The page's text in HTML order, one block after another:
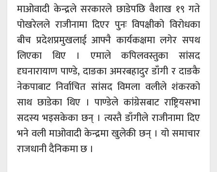
माओवादी केन्द्रले सरकारले छाडेपछि वैशाख १९ गते
पोखरेलले राजीनामा दिएर पुनः विपक्षीको विरोधका
बीच प्रदेशप्रमुखलाई आफ्नै कार्यकक्षमा लगेर सपथ
लिएका थिए । एमाले कपिलवस्तुका सांसद
दृघनारायाण पाण्डे, दाङका अमरबहादुर डाँगी र दाङकै
नेकपाबाट निर्वाचित सांसद विमला वलीले शंकरको
साथ छाडेका थिए । पाण्डेले कांग्रेसबाट राष्ट्रियसभा
सदस्य भइसकेका छन् । त्यस्तै डाँगीले राजीनामा दिए
भने वली माओवादी केन्द्रमा खुलेकी छन् । यो समाचार
राजधानी दैनिकमा छ ।